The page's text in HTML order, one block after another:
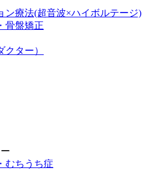
ン療法(超音波×ハイボルテージ)
骨盤矯正
ター）
むちうち症